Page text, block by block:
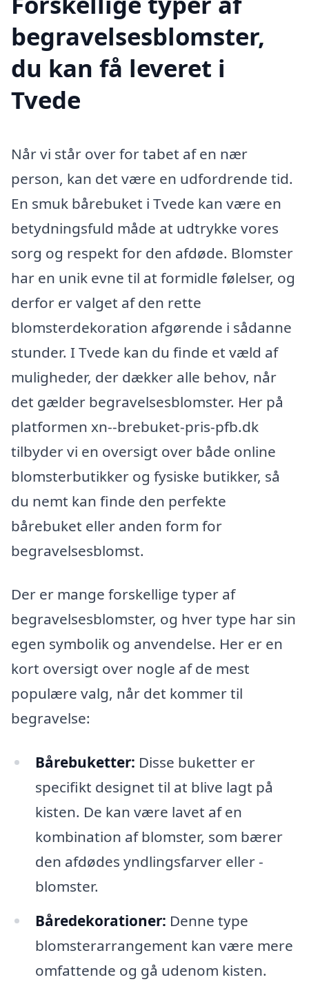
begravelsesblomster,
du kan få leveret i
Tvede
Når vi står over for tabet af en nær
person, kan det være en udfordrende tid.
En smuk bårebuket i Tvede kan være en
betydningsfuld måde at udtrykke vores
sorg og respekt for den afdøde. Blomster
har en unik evne til at formidle følelser, og
derfor er valget af den rette
blomsterdekoration afgørende i sådanne
stunder. I Tvede kan du finde et væld af
muligheder, der dækker alle behov, når
det gælder begravelsesblomster. Her på
platformen xn--brebuket-pris-pfb.dk
tilbyder vi en oversigt over både online
blomsterbutikker og fysiske butikker, så
du nemt kan finde den perfekte
bårebuket eller anden form for
begravelsesblomst.
Der er mange forskellige typer af
begravelsesblomster, og hver type har sin
egen symbolik og anvendelse. Her er en
kort oversigt over nogle af de mest
populære valg, når det kommer til
begravelse:
Bårebuketter: Disse buketter er
specifikt designet til at blive lagt på
kisten. De kan være lavet af en
kombination af blomster, som bærer
den afdødes yndlingsfarver eller -
blomster.
Båredekorationer: Denne type
blomsterarrangement kan være mere
omfattende og gå udenom kisten.